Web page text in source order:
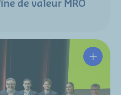
de valeur MRO
Une